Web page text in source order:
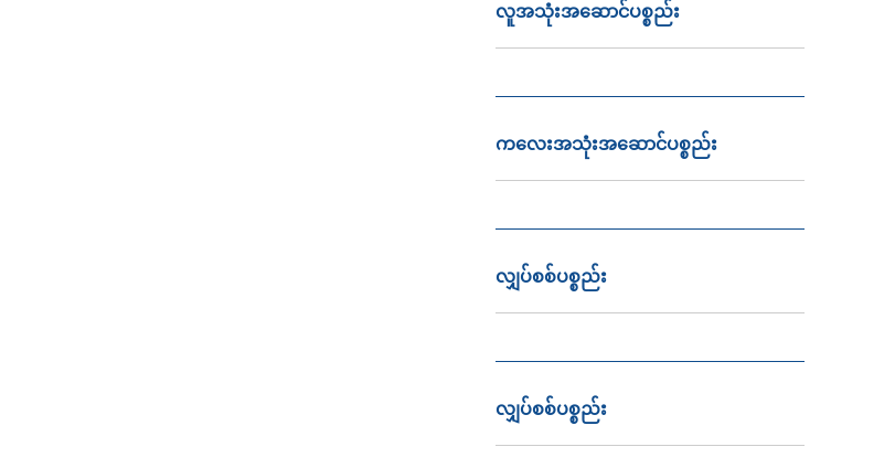
လူအသုံးအဆောင်ပစ္စည်း
ကလေးအသုံးအဆောင်ပစ္စည်း
လျှပ်စစ်ပစ္စည်း
လျှပ်စစ်ပစ္စည်း